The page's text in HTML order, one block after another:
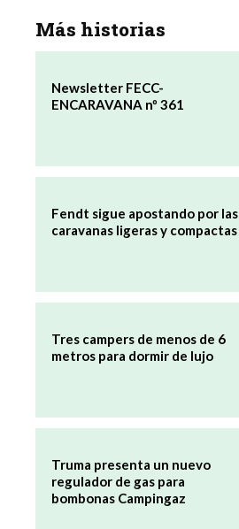
Más historias
Newsletter FECC-
ENCARAVANA nº 361
Fendt sigue apostando por las
caravanas ligeras y compactas
Tres campers de menos de 6
metros para dormir de lujo
Truma presenta un nuevo
regulador de gas para
bombonas Campingaz